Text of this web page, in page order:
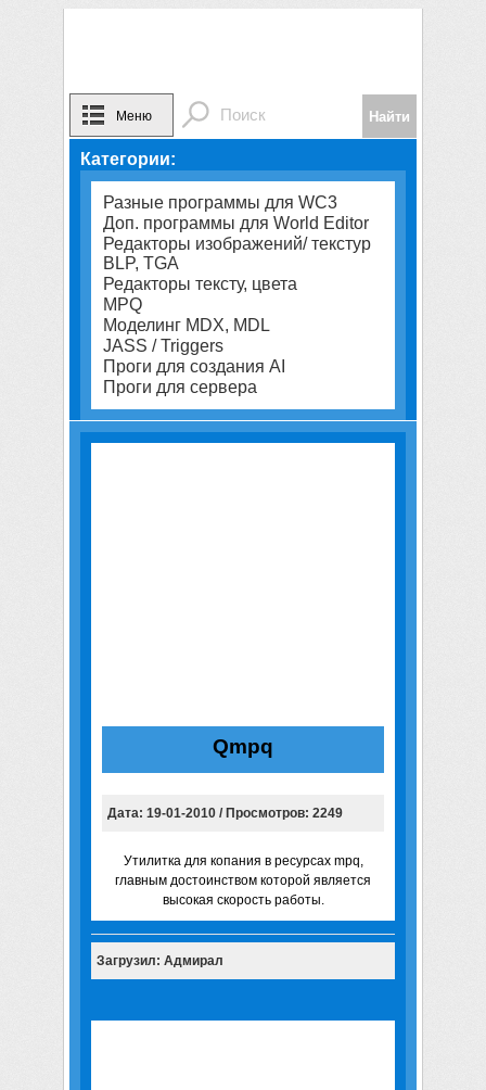
Меню
Категории:
Разные программы для WC3
Доп. программы для World Editor
Редакторы изображений/ текстур
BLP, TGA
Редакторы тексту, цвета
MPQ
Моделинг MDX, MDL
JASS / Triggers
Проги для создания AI
Проги для сервера
Qmpq
Дата: 19-01-2010 / Просмотров: 2249
Утилитка для копания в ресурсах mpq,
главным достоинством которой является
высокая скорость работы.
Загрузил: Адмирал